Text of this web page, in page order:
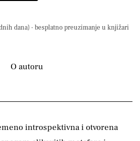
dana) · besplatno preuzimanje u knjižari
O autoru
introspektivna i otvorena